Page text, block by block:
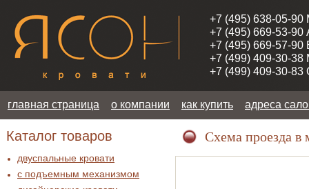
+7 (495) 638-05-90
+7 (495) 669-53-90
+7 (495) 669-57-90
+7 (499) 409-30-38
+7 (499) 409-30-83
главная страница о компании как купить адреса
Каталог товаров
двуспальные кровати
с подъемным механизмом
Схема проезда в